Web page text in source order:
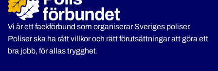
Vi är ett fackförbund som organiserar Sveriges poliser.
Poliser ska ha rätt villkor och rätt förutsättningar att göra ett
bra jobb, för allas trygghet.